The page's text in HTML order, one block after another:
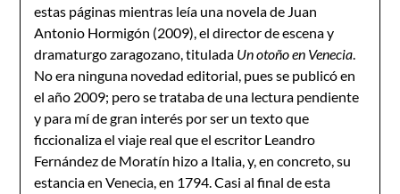
estas páginas mientras leía una novela de Juan
Antonio Hormigón (2009), el director de escena y
dramaturgo zaragozano, titulada Un otoño en Venecia.
No era ninguna novedad editorial, pues se publicó en
el año 2009; pero se trataba de una lectura pendiente
y para mí de gran interés por ser un texto que
ficcionaliza el viaje real que el escritor Leandro
Fernández de Moratín hizo a Italia, y, en concreto, su
estancia en Venecia, en 1794. Casi al final de esta